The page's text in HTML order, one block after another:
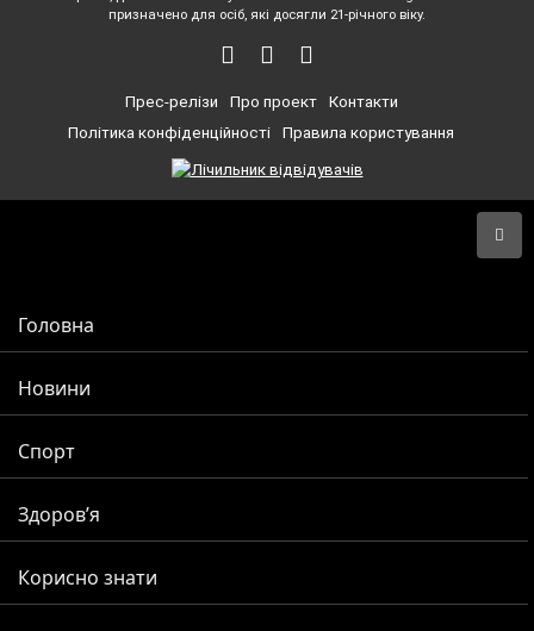
призначено для осіб, які досягли 21-річного віку.
Прес-релізи Про проект
Контакти
Політика конфіденційності
Правила користування
Головна
Новини
Спорт
Здоров’я
Корисно знати